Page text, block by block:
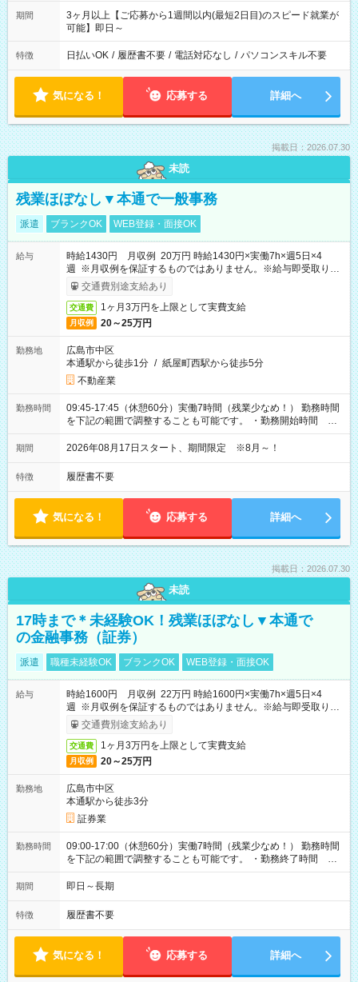
期間
3ヶ月以上【ご応募から1週間以内(最短2日目)のスピード就業が
可能】即日～
特徴 日払いOK / 履歴書不要 / 電話対応なし / パソコンスキル不要
気になる！ 応募する 詳細へ
掲載日：2026.07.30
未読
残業ほぼなし▼本通で一般事務
派遣 ブランクOK WEB登録・面接OK
給与
時給1430円 月収例 20万円 時給1430円×実働7h×週5日×4
週 ※月収例を保証するものではありません。※給与即受取りサ
ービス利用可（利用条件有）
交通費別途支給あり
交通費 1ヶ月3万円を上限として実費支給
月収例 20～25万円
勤務地
広島市中区
本通駅から徒歩1分 / 紙屋町西駅から徒歩5分
不動産業
勤務時間
09:45-17:45（休憩60分）実働7時間（残業少なめ！） 勤務時間
を下記の範囲で調整することも可能です。 ・勤務開始時間
09:45～12:30 ・勤務終了時間 15:45～18:30 ・実働 05:00～
07:45
期間 2026年08月17日スタート、期間限定 ※8月～！
特徴 履歴書不要
気になる！ 応募する 詳細へ
掲載日：2026.07.30
未読
17時まで＊未経験OK！残業ほぼなし▼本通で
の金融事務（証券）
派遣 職種未経験OK ブランクOK WEB登録・面接OK
給与
時給1600円 月収例 22万円 時給1600円×実働7h×週5日×4
週 ※月収例を保証するものではありません。※給与即受取りサ
ービス利用可（利用条件有）
交通費別途支給あり
交通費 1ヶ月3万円を上限として実費支給
月収例 20～25万円
勤務地
広島市中区
本通駅から徒歩3分
証券業
勤務時間
09:00-17:00（休憩60分）実働7時間（残業少なめ！） 勤務時間
を下記の範囲で調整することも可能です。 ・勤務終了時間
15:30～17:00 ・実働 05:30～07:00
期間 即日～長期
特徴 履歴書不要
気になる！ 応募する 詳細へ